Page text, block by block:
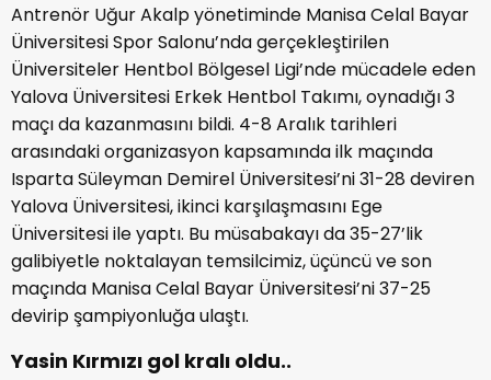
Antrenör Uğur Akalp yönetiminde Manisa Celal Bayar
Üniversitesi Spor Salonu’nda gerçekleştirilen
Üniversiteler Hentbol Bölgesel Ligi’nde mücadele eden
Yalova Üniversitesi Erkek Hentbol Takımı, oynadığı 3
maçı da kazanmasını bildi. 4-8 Aralık tarihleri
arasındaki organizasyon kapsamında ilk maçında
Isparta Süleyman Demirel Üniversitesi’ni 31-28 deviren
Yalova Üniversitesi, ikinci karşılaşmasını Ege
Üniversitesi ile yaptı. Bu müsabakayı da 35-27’lik
galibiyetle noktalayan temsilcimiz, üçüncü ve son
maçında Manisa Celal Bayar Üniversitesi’ni 37-25
devirip şampiyonluğa ulaştı.
Yasin Kırmızı gol kralı oldu..